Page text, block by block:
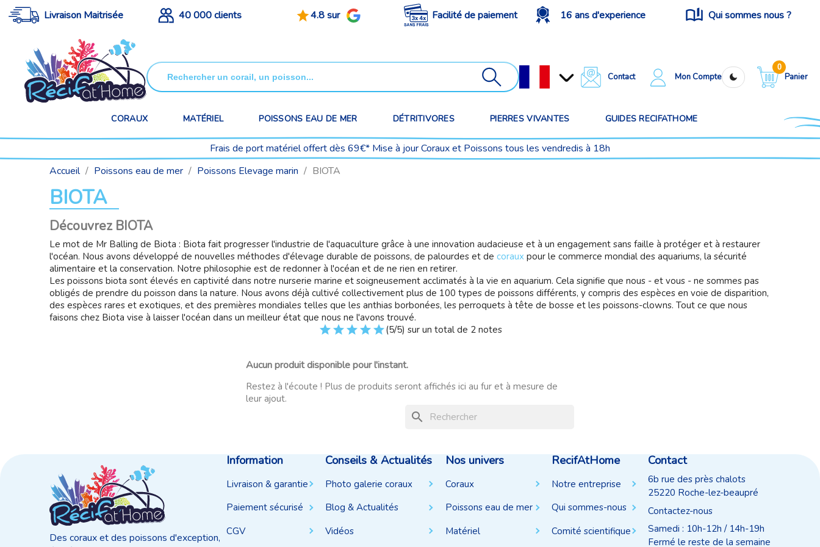
Livraison Maitrisée 40 000 clients 4.8 sur Facilité de paiement 16 ans d'experience Qui sommes nous ?
Contact Mon Compte
0
Panier
CORAUX MATÉRIEL POISSONS EAU DE MER DÉTRITIVORES PIERRES VIVANTES GUIDES RECIFATHOME
Frais de port matériel offert dès 69€* Mise à jour Coraux et Poissons tous les vendredis à 18h
Accueil
Poissons eau de mer Poissons Elevage marin BIOTA
BIOTA
Découvrez BIOTA
Le mot de Mr Balling de Biota : Biota fait progresser l'industrie de l'aquaculture grâce à une innovation audacieuse et à un engagement sans faille à protéger et à restaurer
l'océan. Nous avons développé de nouvelles méthodes d'élevage durable de poissons, de palourdes et de coraux pour le commerce mondial des aquariums, la sécurité
alimentaire et la conservation. Notre philosophie est de redonner à l'océan et de ne rien en retirer.
Les poissons biota sont élevés en captivité dans notre nurserie marine et soigneusement acclimatés à la vie en aquarium. Cela signifie que nous - et vous - ne sommes pas
obligés de prendre du poisson dans la nature. Nous avons déjà cultivé collectivement plus de 100 types de poissons différents, y compris des espèces en voie de disparition,
des espèces rares et exotiques, et des premières mondiales telles que les anthias borbonées, les perroquets à tête de bosse et les poissons-clowns. Tout ce que nous
faisons chez Biota vise à laisser l'océan dans un meilleur état que nous ne l'avons trouvé.
(5/5) sur un total de 2 notes
Aucun produit disponible pour l'instant.
Restez à l'écoute ! Plus de produits seront affichés ici au fur et à mesure de
leur ajout.
search
Des coraux et des poissons d'exception,
Information
Livraison & garantie
Paiement sécurisé
CGV
Conseils & Actualités
Photo galerie coraux
Blog & Actualités
Vidéos
Nos univers
Coraux
Poissons eau de mer
Matériel
RecifAtHome
Notre entreprise
Qui sommes-nous
Comité scientifique
Contact
6b rue des près chalots
25220 Roche-lez-beaupré
Contactez-nous
Samedi : 10h-12h / 14h-19h
Fermé le reste de la semaine